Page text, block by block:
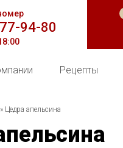
94-80
Рецепты
» Цедра апельсина